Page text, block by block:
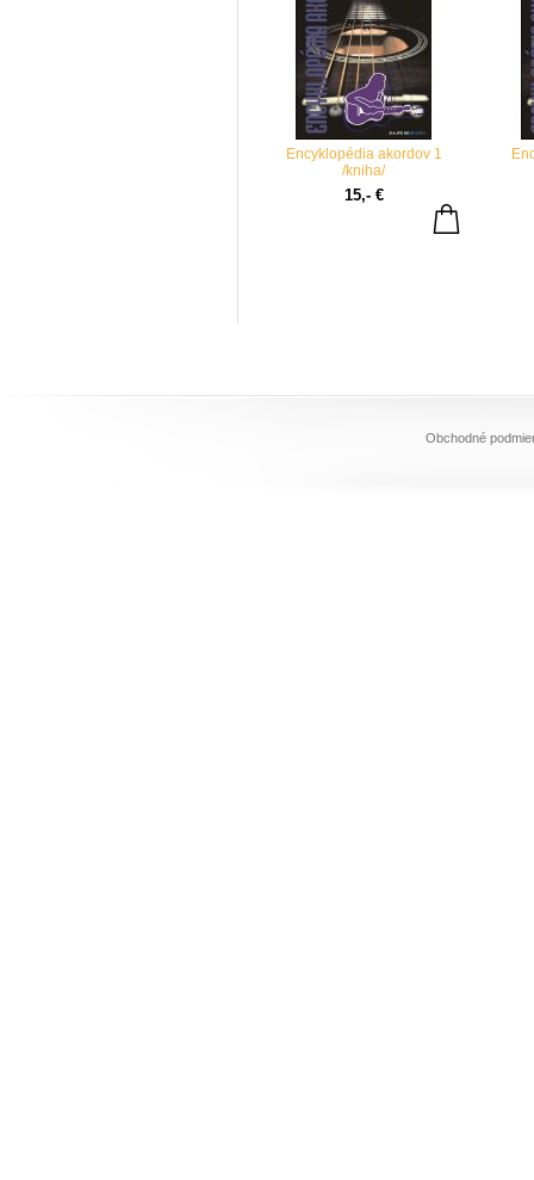
Encyklopédia akordov 1
/kniha/
15,- €
Obchodné